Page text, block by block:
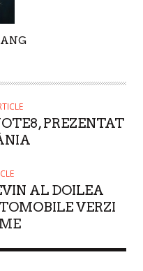
PREZENTAT
AL DOILEA
VERZI